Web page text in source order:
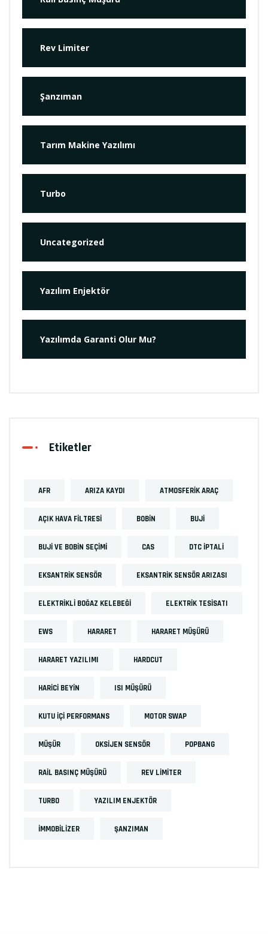
Rev Limiter
Şanzıman
Tarım Makine Yazılımı
Turbo
Uncategorized
Yazılım Enjektör
Yazılımda Garanti Olur Mu?
Etiketler
AFR ARIZA KAYDI ATMOSFERIK ARAÇ
AÇIK HAVA FILTRESI BOBIN BUJI
BUJI VE BOBIN SEÇIMI CAS DTC İPTALI
EKSANTRIK SENSÖR EKSANTRIK SENSÖR ARIZASI
ELEKTRIKLI BOĞAZ KELEBEĞI ELEKTRIK TESISATI
EWS HARARET HARARET MÜŞÜRÜ
HARARET YAZILIMI HARDCUT
HARICI BEYIN ISI MÜŞÜRÜ
KUTU IÇI PERFORMANS MOTOR SWAP
MÜŞÜR OKSIJEN SENSÖR POPBANG
RAIL BASINÇ MÜŞÜRÜ REV LIMITER
TURBO YAZILIM ENJEKTÖR
İMMOBILIZER ŞANZIMAN